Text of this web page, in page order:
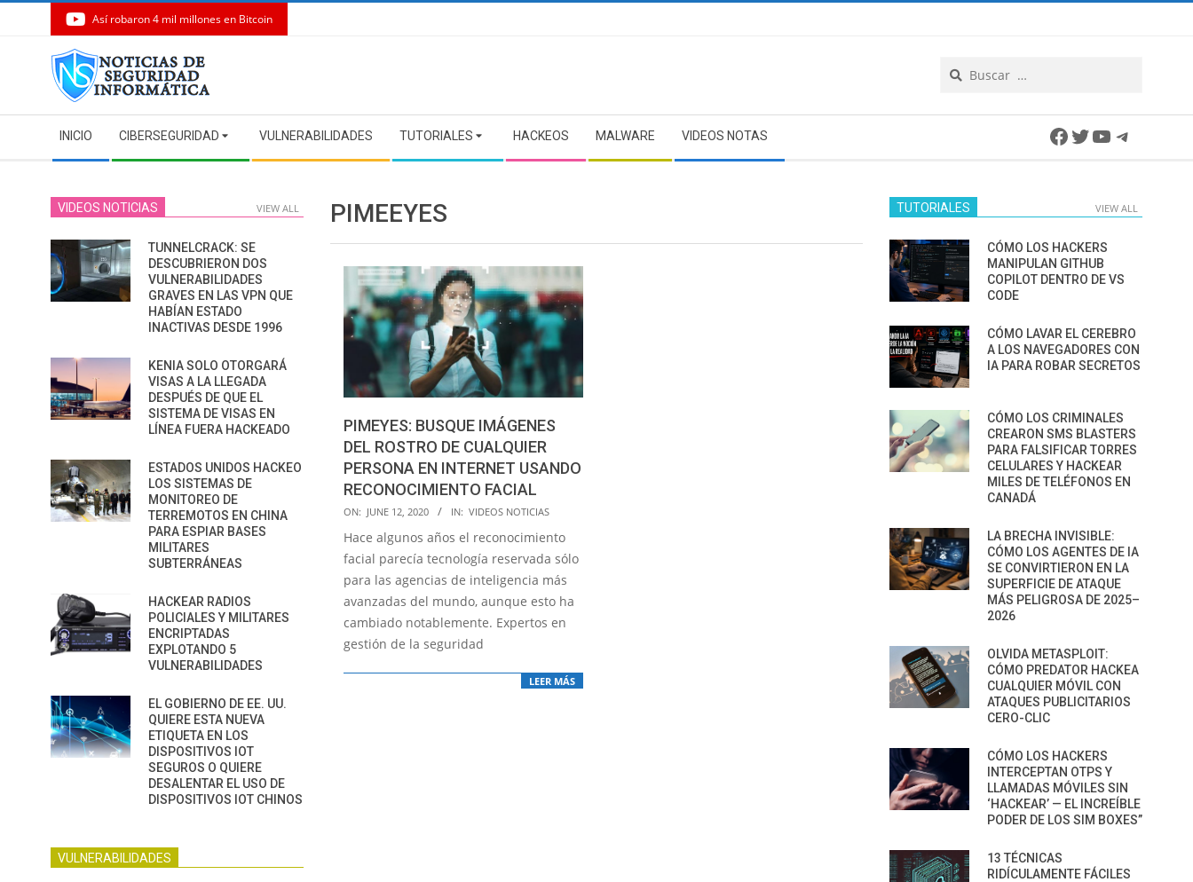
Así robaron 4 mil millones en Bitcoin
Navigation
Menu
INICIO CIBERSEGURIDAD VULNERABILIDADES TUTORIALES HACKEOS MALWARE VIDEOS NOTAS Facebook
Twitter
YouTube
PIMEEYES
PIMEYES: BUSQUE IMÁGENES
DEL ROSTRO DE CUALQUIER
PERSONA EN INTERNET USANDO
RECONOCIMIENTO FACIAL
2020-
06-
12
ON: JUNE 12, 2020 IN: VIDEOS NOTICIAS
Hace algunos años el reconocimiento
facial parecía tecnología reservada sólo
para las agencias de inteligencia más
avanzadas del mundo, aunque esto ha
cambiado notablemente. Expertos en
gestión de la seguridad
LEER MÁS
VIDEOS NOTICIAS VIEW ALL
TUNNELCRACK: SE
DESCUBRIERON DOS
VULNERABILIDADES
GRAVES EN LAS VPN QUE
HABÍAN ESTADO
INACTIVAS DESDE 1996
KENIA SOLO OTORGARÁ
VISAS A LA LLEGADA
DESPUÉS DE QUE EL
SISTEMA DE VISAS EN
LÍNEA FUERA HACKEADO
ESTADOS UNIDOS HACKEO
LOS SISTEMAS DE
MONITOREO DE
TERREMOTOS EN CHINA
PARA ESPIAR BASES
MILITARES
SUBTERRÁNEAS
HACKEAR RADIOS
POLICIALES Y MILITARES
ENCRIPTADAS
EXPLOTANDO 5
VULNERABILIDADES
EL GOBIERNO DE EE. UU.
QUIERE ESTA NUEVA
ETIQUETA EN LOS
DISPOSITIVOS IOT
SEGUROS O QUIERE
DESALENTAR EL USO DE
DISPOSITIVOS IOT CHINOS
VULNERABILIDADES
TUTORIALES VIEW ALL
CÓMO LOS HACKERS
MANIPULAN GITHUB
COPILOT DENTRO DE VS
CODE
CÓMO LAVAR EL CEREBRO
A LOS NAVEGADORES CON
IA PARA ROBAR SECRETOS
CÓMO LOS CRIMINALES
CREARON SMS BLASTERS
PARA FALSIFICAR TORRES
CELULARES Y HACKEAR
MILES DE TELÉFONOS EN
CANADÁ
LA BRECHA INVISIBLE:
CÓMO LOS AGENTES DE IA
SE CONVIRTIERON EN LA
SUPERFICIE DE ATAQUE
MÁS PELIGROSA DE 2025–
2026
OLVIDA METASPLOIT:
CÓMO PREDATOR HACKEA
CUALQUIER MÓVIL CON
ATAQUES PUBLICITARIOS
CERO-CLIC
CÓMO LOS HACKERS
INTERCEPTAN OTPS Y
LLAMADAS MÓVILES SIN
‘HACKEAR’ — EL INCREÍBLE
PODER DE LOS SIM BOXES”
13 TÉCNICAS
RIDÍCULAMENTE FÁCILES